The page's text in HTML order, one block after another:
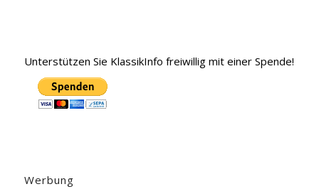
Unterstützen Sie KlassikInfo freiwillig mit einer Spende!
Werbung